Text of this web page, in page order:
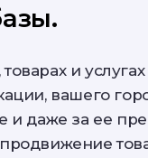
и услугах
вашего
и даже за ее